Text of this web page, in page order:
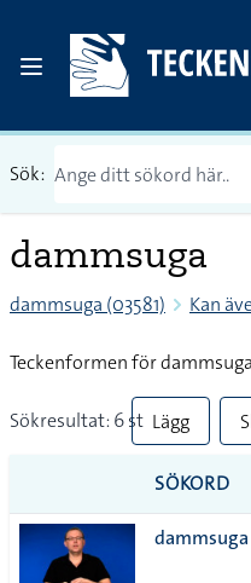
Sök:
dammsuga
dammsuga (03581) Kan
Teckenformen för
Sökresultat: 6 st Lägg
till
alla i
SÖKORD
dammsuga